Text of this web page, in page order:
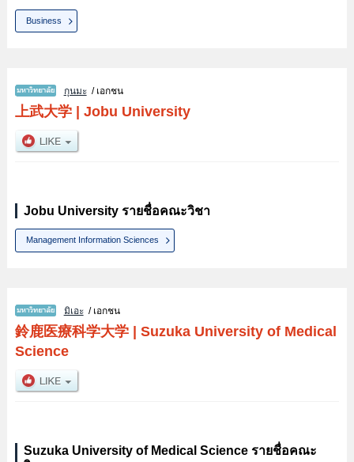
Business
กุนมะ/ เอกชน
上武大学| Jobu University
Jobu University รายชื่อคณะวิชา
Management Information Sciences
มิเอะ/ เอกชน
鈴鹿医療科学大学| Suzuka University of Medical
Science
Suzuka University of Medical Science รายชื่อคณะ